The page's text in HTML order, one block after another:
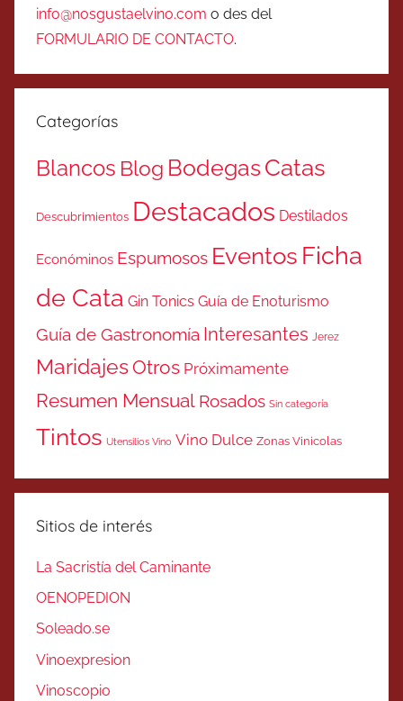
info@nosgustaelvino.com o des del
FORMULARIO DE CONTACTO.
Categorías
Blancos Blog BodegasCatas
Descubrimientos Destacados Destilados
Económinos Espumosos Eventos Ficha
de Cata Gin Tonics Guía de Enoturismo
Guía de Gastronomía Interesantes Jerez
MaridajesOtros Próximamente
Resumen Mensual Rosados Sin categoría
Tintos Utensilios Vino Vino Dulce Zonas Vinicolas
Sitios de interés
La Sacristía del Caminante
OENOPEDION
Soleado.se
Vinoexpresion
Vinoscopio